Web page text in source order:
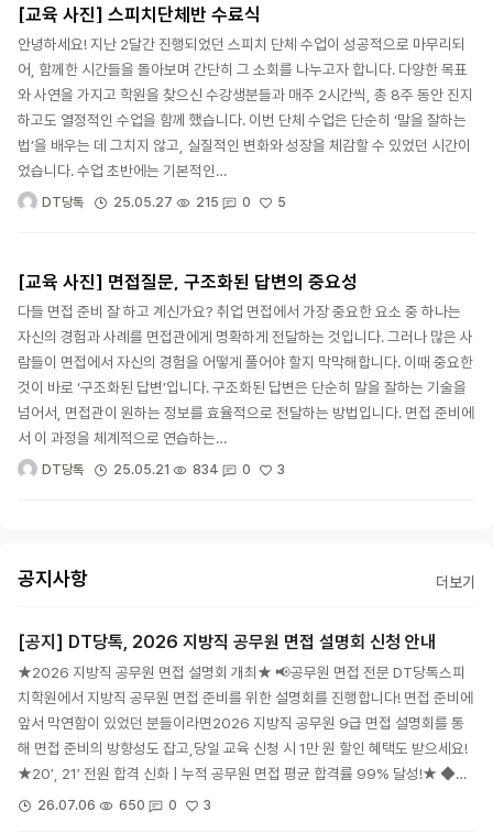
[교육 사진] 스피치단체반 수료식
안녕하세요! 지난 2달간 진행되었던 스피치 단체 수업이 성공적으로 마무리되
어, 함께한 시간들을 돌아보며 간단히 그 소회를 나누고자 합니다. 다양한 목표
와 사연을 가지고 학원을 찾으신 수강생분들과 매주 2시간씩, 총 8주 동안 진지
하고도 열정적인 수업을 함께 했습니다. 이번 단체 수업은 단순히 ‘말을 잘하는
법’을 배우는 데 그치지 않고, 실질적인 변화와 성장을 체감할 수 있었던 시간이
었습니다. 수업 초반에는 기본적인…
DT당톡 25.05.27 215 0 5
[교육 사진] 면접질문, 구조화된 답변의 중요성
다들 면접 준비 잘 하고 계신가요? 취업 면접에서 가장 중요한 요소 중 하나는
자신의 경험과 사례를 면접관에게 명확하게 전달하는 것입니다. 그러나 많은 사
람들이 면접에서 자신의 경험을 어떻게 풀어야 할지 막막해합니다. 이때 중요한
것이 바로 ‘구조화된 답변’입니다. 구조화된 답변은 단순히 말을 잘하는 기술을
넘어서, 면접관이 원하는 정보를 효율적으로 전달하는 방법입니다. 면접 준비에
서 이 과정을 체계적으로 연습하는…
DT당톡 25.05.21 834 0 3
공지사항 더보기
[공지] DT당톡, 2026 지방직 공무원 면접 설명회 신청 안내
★2026 지방직 공무원 면접 설명회 개최★ 📢공무원 면접 전문 DT당톡스피
치학원에서 지방직 공무원 면접 준비를 위한 설명회를 진행합니다! 면접 준비에
앞서 막연함이 있었던 분들이라면2026 지방직 공무원 9급 면접 설명회를 통
해 면접 준비의 방향성도 잡고,당일 교육 신청 시 1만 원 할인 혜택도 받으세요!
★20′, 21′ 전원 합격 신화 | 누적 공무원 면접 평균 합격률 99% 달성!★ ◆…
26.07.06 650 0 3